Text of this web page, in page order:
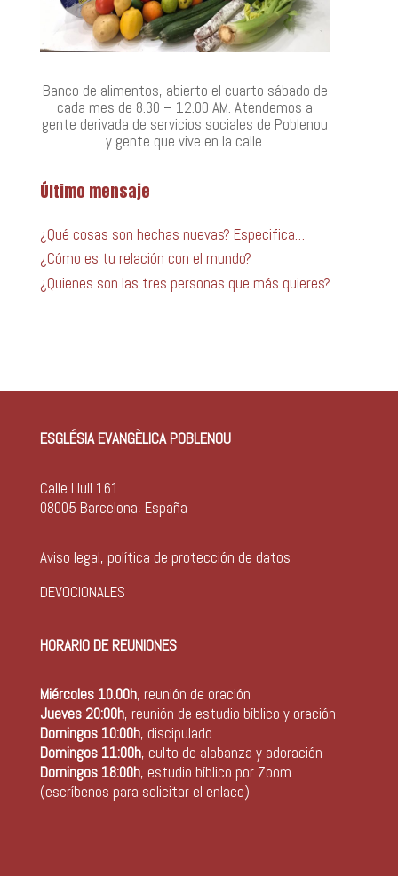
Banco de alimentos, abierto el cuarto sábado de
cada mes de 8.30 – 12.00 AM. Atendemos a
gente derivada de servicios sociales de Poblenou
y gente que vive en la calle.
Último mensaje
¿Qué cosas son hechas nuevas? Especifica…
¿Cómo es tu relación con el mundo?
¿Quienes son las tres personas que más quieres?
ESGLÉSIA EVANGÈLICA POBLENOU
Calle Llull 161
08005 Barcelona, España
Aviso legal, política de protección de datos
DEVOCIONALES
HORARIO DE REUNIONES
Miércoles 10.00h, reunión de oración
Jueves 20:00h, reunión de estudio bíblico y oración
Domingos 10:00h, discipulado
Domingos 11:00h, culto de alabanza y adoración
Domingos 18:00h, estudio bíblico por Zoom
(escríbenos para solicitar el enlace)